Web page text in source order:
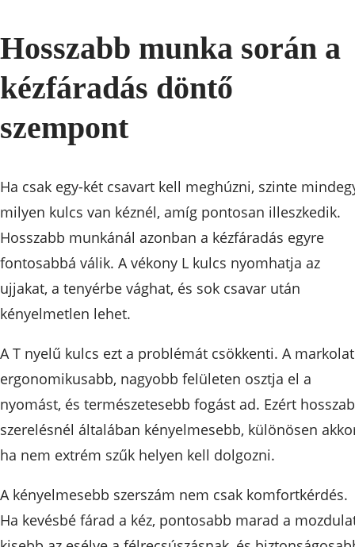
Hosszabb munka során a
kézfáradás döntő
szempont
Ha csak egy-két csavart kell meghúzni, szinte
milyen kulcs van kéznél, amíg pontosan illeszkedik.
Hosszabb munkánál azonban a kézfáradás egyre
fontosabbá válik. A vékony L kulcs nyomhatja az
ujjakat, a tenyérbe vághat, és sok csavar után
kényelmetlen lehet.
A T nyelű kulcs ezt a problémát csökkenti. A markolat
ergonomikusabb, nagyobb felületen osztja el a
nyomást, és természetesebb fogást ad. Ezért
szerelésnél általában kényelmesebb, különösen
ha nem extrém szűk helyen kell dolgozni.
A kényelmesebb szerszám nem csak komfortkérdés.
Ha kevésbé fárad a kéz, pontosabb marad a